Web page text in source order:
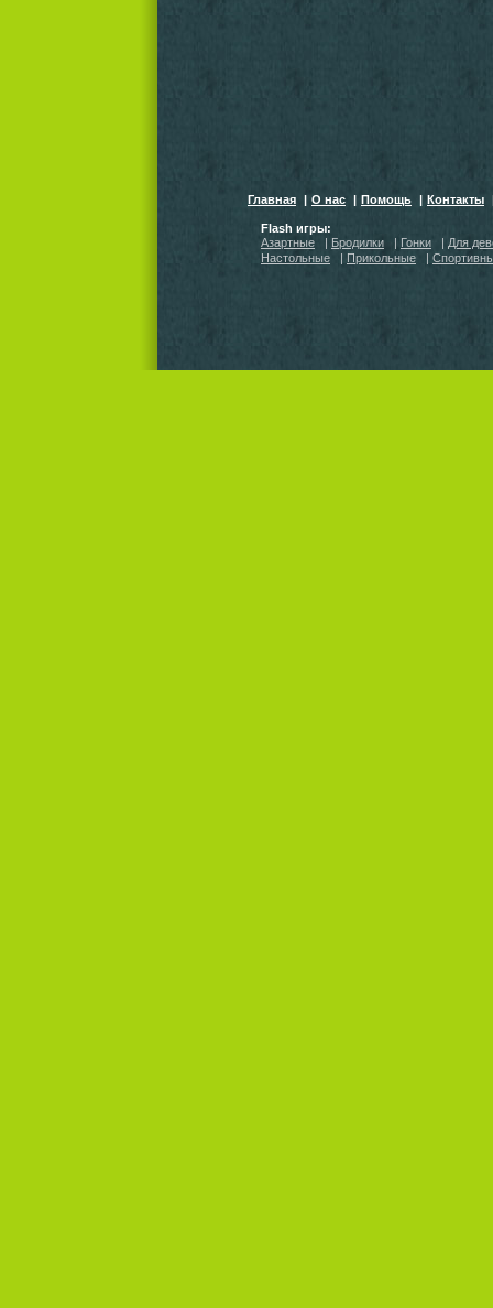
Главная | О нас | Помощь | Контакты
Flash игры:
Азартные
| Бродилки | Гонки | Для
Настольные
| Прикольные |